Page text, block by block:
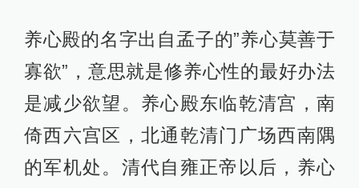
养心殿的名字出自孟子的”养心莫善于
寡欲”，意思就是修养心性的最好办法
是减少欲望。养心殿东临乾清宫，南
倚西六宫区，北通乾清门广场西南隅
的军机处。清代自雍正帝以后，养心